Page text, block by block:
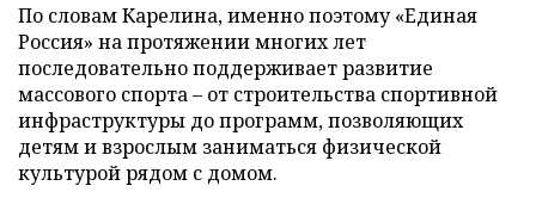
По словам Карелина, именно поэтому «Единая
Россия» на протяжении многих лет
последовательно поддерживает развитие
массового спорта – от строительства спортивной
инфраструктуры до программ, позволяющих
детям и взрослым заниматься физической
культурой рядом с домом.